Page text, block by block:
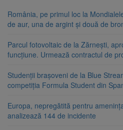
România, pe primul loc la
de aur, una de argint și două de
Parcul fotovoltaic de la Zărnești,
funcțiune. Urmează contractul de
Studenții brașoveni de la Blue
competiția Formula Student din
Europa, nepregătită pentru
analizează 144 de incidente